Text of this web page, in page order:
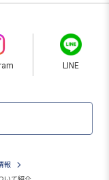
LINE
報